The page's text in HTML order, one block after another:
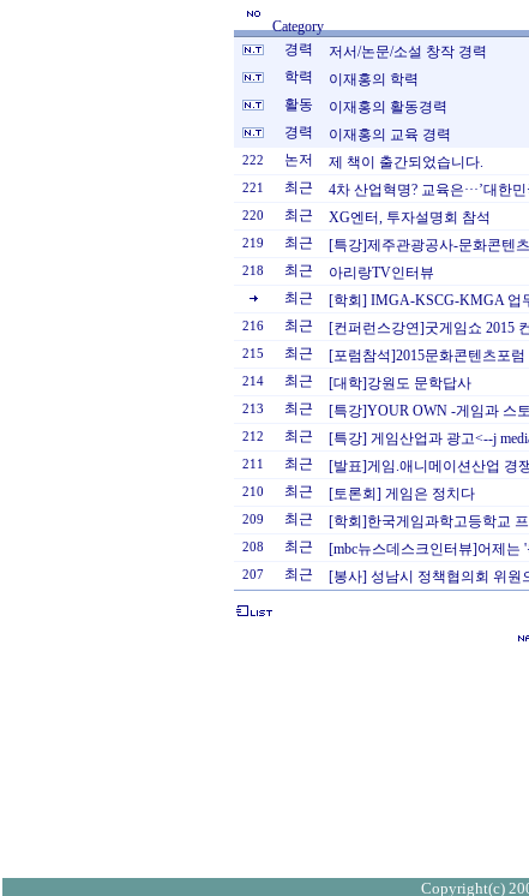
Category
경력
저서/논문/소설 창작 경력
학력 이재홍의 학력
활동 이재홍의 활동경력
경력 이재홍의 교육 경력
222 논저 제 책이 출간되었습니다.
221 최근 4차 산업혁명? 교육은···’대한
220 최근 XG엔터, 투자설명회 참석
219 최근 [특강]제주관광공사-문화콘텐
218 최근 아리랑TV인터뷰
최근 [학회] IMGA-KSCG-KMGA 업
216 최근 [컨퍼런스강연]굿게임쇼 2015
215 최근 [포럼참석]2015문화콘텐츠포럼
214 최근 [대학]강원도 문학답사
213 최근 [특강]YOUR OWN -게임과 스
212 최근 [특강] 게임산업과 광고<--j
211 최근 [발표]게임.애니메이션산업 경
210 최근 [토론회] 게임은 정치다
209 최근 [학회]한국게임과학고등학교
208 최근 [mbc뉴스데스크인터뷰]어제
207 최근 [봉사] 성남시 정책협의회 위원
Copyright(c)